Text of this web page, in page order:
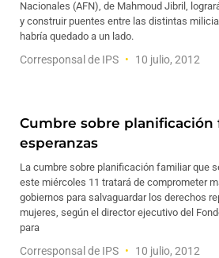
Nacionales (AFN), de Mahmoud Jibril,
y construir puentes entre las distintas
habría quedado a un lado.
Corresponsal de IPS 10 julio, 2012
Cumbre sobre planificación
esperanzas
La cumbre sobre planificación familiar que
este miércoles 11 tratará de comprometer
gobiernos para salvaguardar los derechos
mujeres, según el director ejecutivo del
para
Corresponsal de IPS 10 julio, 2012